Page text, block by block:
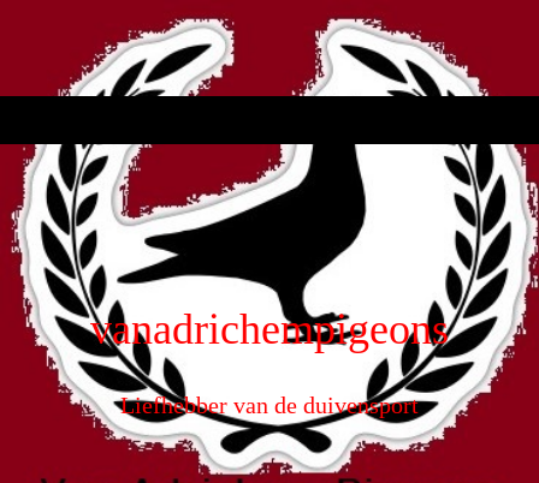
vanadrichempigeons
Liefhebber van de duivensport